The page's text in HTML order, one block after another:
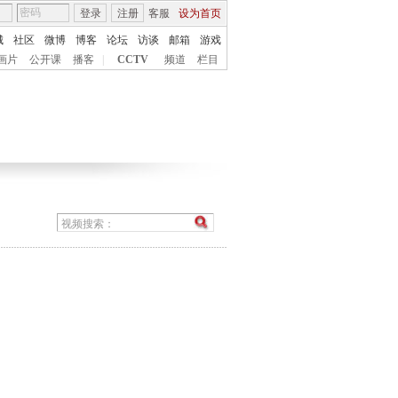
客服 设为首页
登录 注册
社区 微博 博客 论坛 访谈 邮箱
游戏
片
公开课 播客 CCTV 频道 栏目